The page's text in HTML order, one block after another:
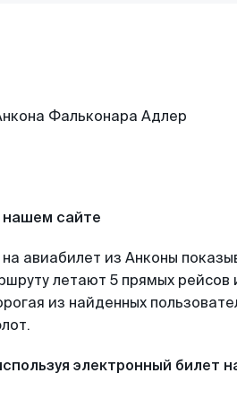
нашем сайте
авиабилет из Анконы
летают 5 прямых рейсов
из найденных
электронный билет